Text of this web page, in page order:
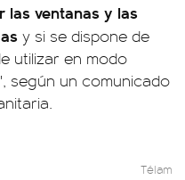
las ventanas y las
y si se dispone de
utilizar en modo
según un comunicado
Télam